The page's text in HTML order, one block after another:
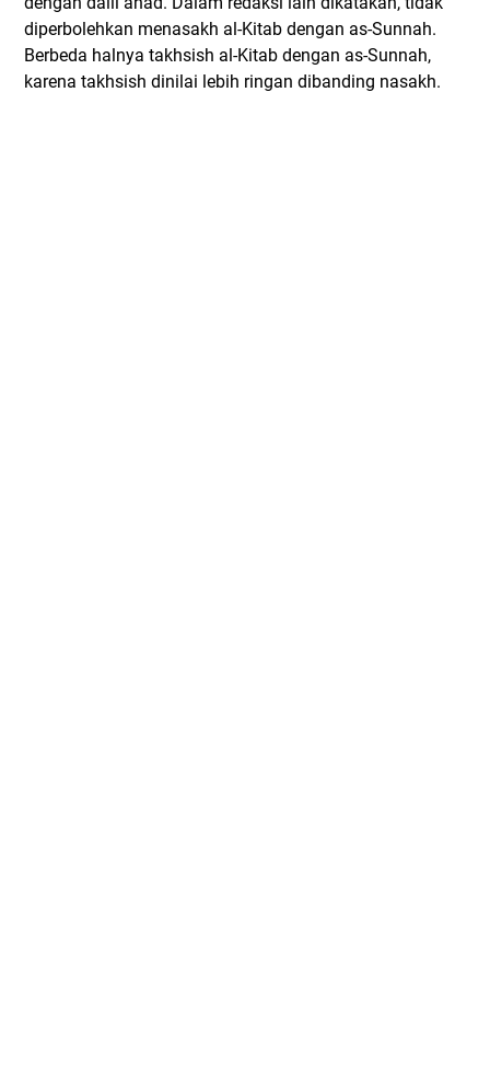
diperbolehkan menasakh al-Kitab dengan as-Sunnah.
Berbeda halnya takhsish al-Kitab dengan as-Sunnah,
karena takhsish dinilai lebih ringan dibanding nasakh.